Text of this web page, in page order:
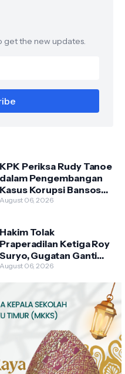
get the new updates.
KPK Periksa Rudy Tanoe
dalam Pengembangan
Kasus Korupsi Bansos
Beras PKH, Kerugian
August 06, 2026
Hakim Tolak
Praperadilan Ketiga Roy
Suryo, Gugatan Ganti
Rugi Kandas karena
August 06, 2026